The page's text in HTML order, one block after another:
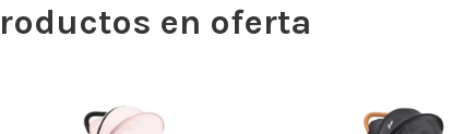
en oferta